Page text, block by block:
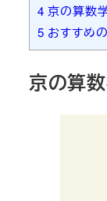
4 京の算数
5 おすすめ
京の算